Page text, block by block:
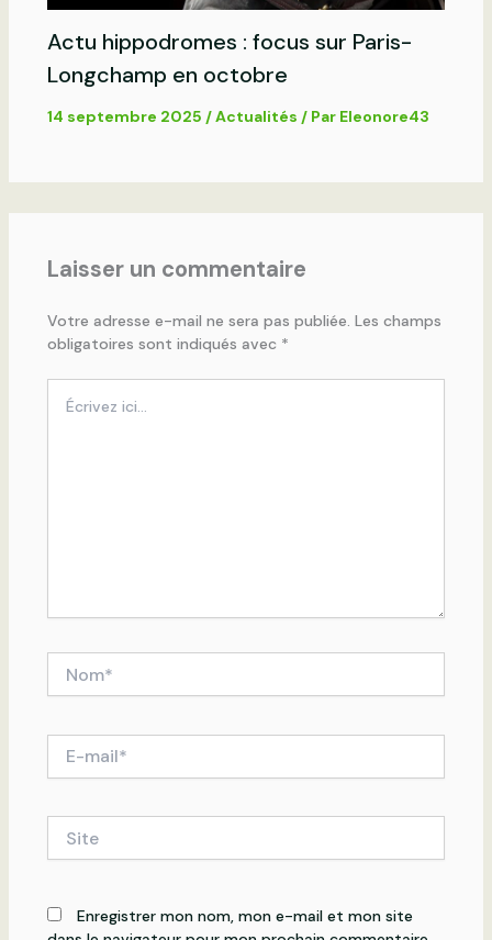
Actu hippodromes : focus sur Paris-
Longchamp en octobre
14 septembre 2025 /Actualités / Par Eleonore43
Laisser un commentaire
Votre adresse e-mail ne sera pas publiée. Les champs
obligatoires sont indiqués avec *
ici…
mail*
Enregistrer mon nom, mon e-mail et mon site